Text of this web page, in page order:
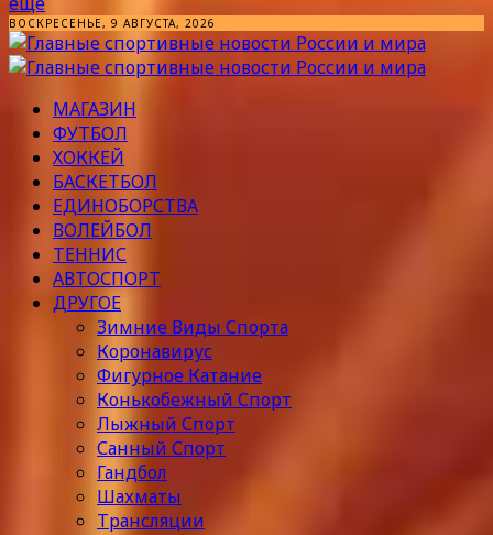
ВОСКРЕСЕНЬЕ, 9 АВГУСТА, 2026
МАГАЗИН
ФУТБОЛ
ХОККЕЙ
БАСКЕТБОЛ
ЕДИНОБОРСТВА
ВОЛЕЙБОЛ
ТЕННИС
АВТОСПОРТ
ДРУГОЕ
Зимние Виды Спорта
Коронавирус
Фигурное Катание
Конькобежный Спорт
Лыжный Спорт
Санный Спорт
Гандбол
Шахматы
Трансляции